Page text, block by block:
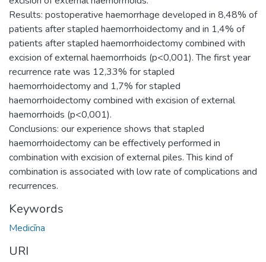
Results: postoperative haemorrhage developed in 8,48% of
patients after stapled haemorrhoidectomy and in 1,4% of
patients after stapled haemorrhoidectomy combined with
excision of external haemorrhoids (p<0,001). The first year
recurrence rate was 12,33% for stapled
haemorrhoidectomy and 1,7% for stapled
haemorrhoidectomy combined with excision of external
haemorrhoids (p<0,001).
Conclusions: our experience shows that stapled
haemorrhoidectomy can be effectively performed in
combination with excision of external piles. This kind of
combination is associated with low rate of complications and
recurrences.
Keywords
Medicīna
URI